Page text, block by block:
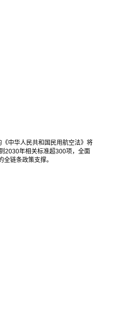
中华人民共和国民用航空法》将
2030年相关标准超300项，全面
链条政策支撑。